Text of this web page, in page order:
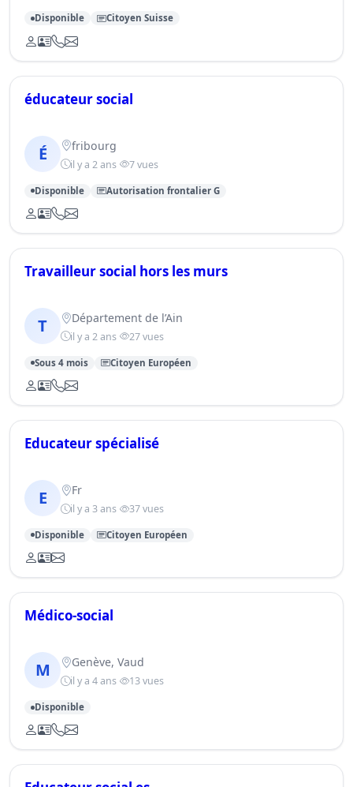
Disponible Citoyen Suisse
éducateur social
É fribourg
il y a 2 ans 7 vues
Disponible Autorisation frontalier G
Travailleur social hors les murs
T Département de l’Ain
il y a 2 ans 27 vues
Sous 4 mois Citoyen Européen
Educateur spécialisé
E Fr
il y a 3 ans 37 vues
Disponible Citoyen Européen
Médico-social
M Genève, Vaud
il y a 4 ans 13 vues
Disponible